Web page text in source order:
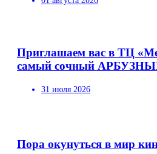
Приглашаем вас в ТЦ
самый сочный
31 июля 2026
Пора окунуться в мир